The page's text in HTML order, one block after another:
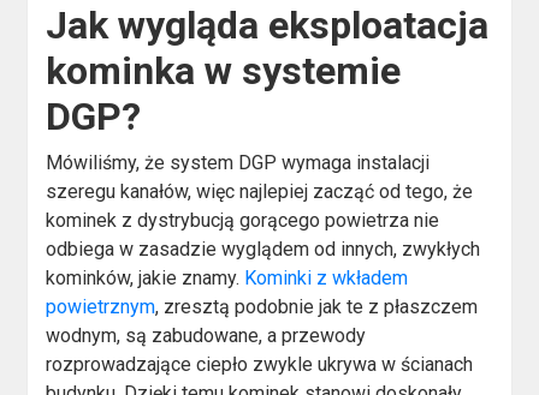
Jak wygląda eksploatacja
kominka w systemie
DGP?
Mówiliśmy, że system DGP wymaga instalacji
szeregu kanałów, więc najlepiej zacząć od tego, że
kominek z dystrybucją gorącego powietrza nie
odbiega w zasadzie wyglądem od innych, zwykłych
kominków, jakie znamy. Kominki z wkładem
powietrznym, zresztą podobnie jak te z płaszczem
wodnym, są zabudowane, a przewody
rozprowadzające ciepło zwykle ukrywa w ścianach